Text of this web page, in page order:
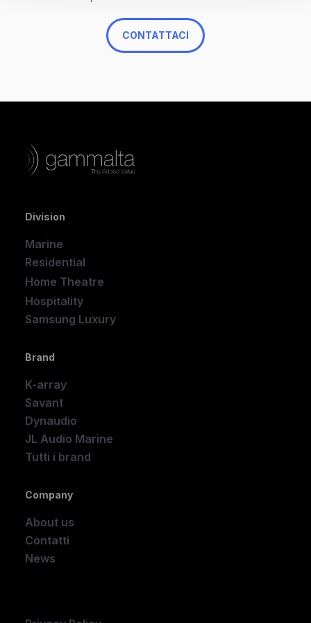
CONTATTACI
Division
Marine
Residential
Home Theatre
Hospitality
Samsung Luxury
Brand
K-array
Savant
Dynaudio
JL Audio Marine
Tutti i brand
Company
About us
Contatti
News